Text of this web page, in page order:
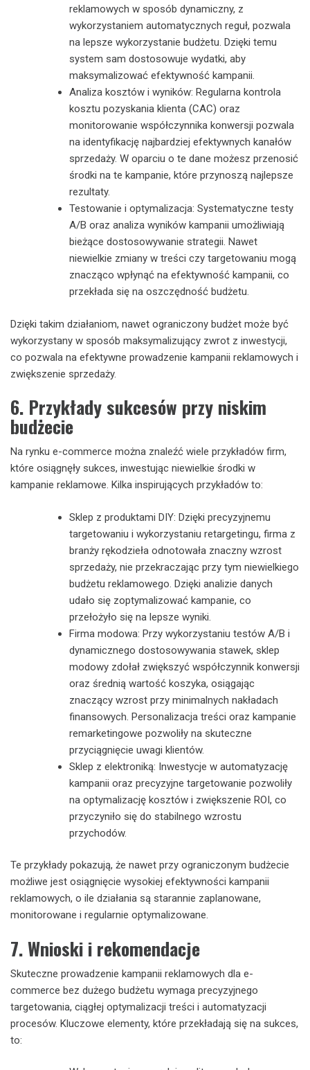
reklamowych w sposób dynamiczny, z
wykorzystaniem automatycznych reguł, pozwala
na lepsze wykorzystanie budżetu. Dzięki temu
system sam dostosowuje wydatki, aby
maksymalizować efektywność kampanii.
Analiza kosztów i wyników: Regularna kontrola
kosztu pozyskania klienta (CAC) oraz
monitorowanie współczynnika konwersji pozwala
na identyfikację najbardziej efektywnych kanałów
sprzedaży. W oparciu o te dane możesz przenosić
środki na te kampanie, które przynoszą najlepsze
rezultaty.
Testowanie i optymalizacja: Systematyczne testy
A/B oraz analiza wyników kampanii umożliwiają
bieżące dostosowywanie strategii. Nawet
niewielkie zmiany w treści czy targetowaniu mogą
znacząco wpłynąć na efektywność kampanii, co
przekłada się na oszczędność budżetu.
Dzięki takim działaniom, nawet ograniczony budżet może być
wykorzystany w sposób maksymalizujący zwrot z inwestycji,
co pozwala na efektywne prowadzenie kampanii reklamowych i
zwiększenie sprzedaży.
6. Przykłady sukcesów przy niskim
budżecie
Na rynku e-commerce można znaleźć wiele przykładów firm,
które osiągnęły sukces, inwestując niewielkie środki w
kampanie reklamowe. Kilka inspirujących przykładów to:
Sklep z produktami DIY: Dzięki precyzyjnemu
targetowaniu i wykorzystaniu retargetingu, firma z
branży rękodzieła odnotowała znaczny wzrost
sprzedaży, nie przekraczając przy tym niewielkiego
budżetu reklamowego. Dzięki analizie danych
udało się zoptymalizować kampanie, co
przełożyło się na lepsze wyniki.
Firma modowa: Przy wykorzystaniu testów A/B i
dynamicznego dostosowywania stawek, sklep
modowy zdołał zwiększyć współczynnik konwersji
oraz średnią wartość koszyka, osiągając
znaczący wzrost przy minimalnych nakładach
finansowych. Personalizacja treści oraz kampanie
remarketingowe pozwoliły na skuteczne
przyciągnięcie uwagi klientów.
Sklep z elektroniką: Inwestycje w automatyzację
kampanii oraz precyzyjne targetowanie pozwoliły
na optymalizację kosztów i zwiększenie ROI, co
przyczyniło się do stabilnego wzrostu
przychodów.
Te przykłady pokazują, że nawet przy ograniczonym budżecie
możliwe jest osiągnięcie wysokiej efektywności kampanii
reklamowych, o ile działania są starannie zaplanowane,
monitorowane i regularnie optymalizowane.
7. Wnioski i rekomendacje
Skuteczne prowadzenie kampanii reklamowych dla e-
commerce bez dużego budżetu wymaga precyzyjnego
targetowania, ciągłej optymalizacji treści i automatyzacji
procesów. Kluczowe elementy, które przekładają się na sukces,
to: